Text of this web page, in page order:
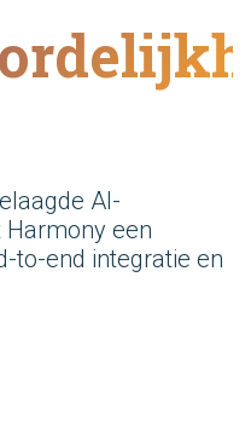
AI-
een
to-end integratie en